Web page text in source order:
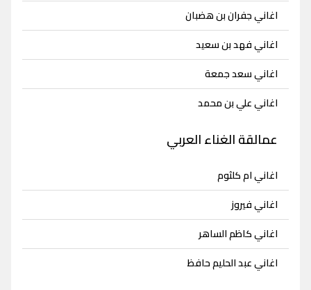
اغاني جفران بن هضبان
اغاني فهد بن سعيد
اغاني سعد جمعة
اغاني علي بن محمد
عمالقة الغناء العربي
اغاني ام كلثوم
اغاني فيروز
اغاني كاظم الساهر
اغاني عبد الحليم حافظ